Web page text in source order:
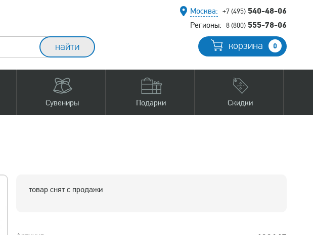
Москва: +7 (495) 540-48-06
Регионы: 8 (800) 555-78-06
корзина 0
Сувениры Подарки Скидки
товар снят с продажи